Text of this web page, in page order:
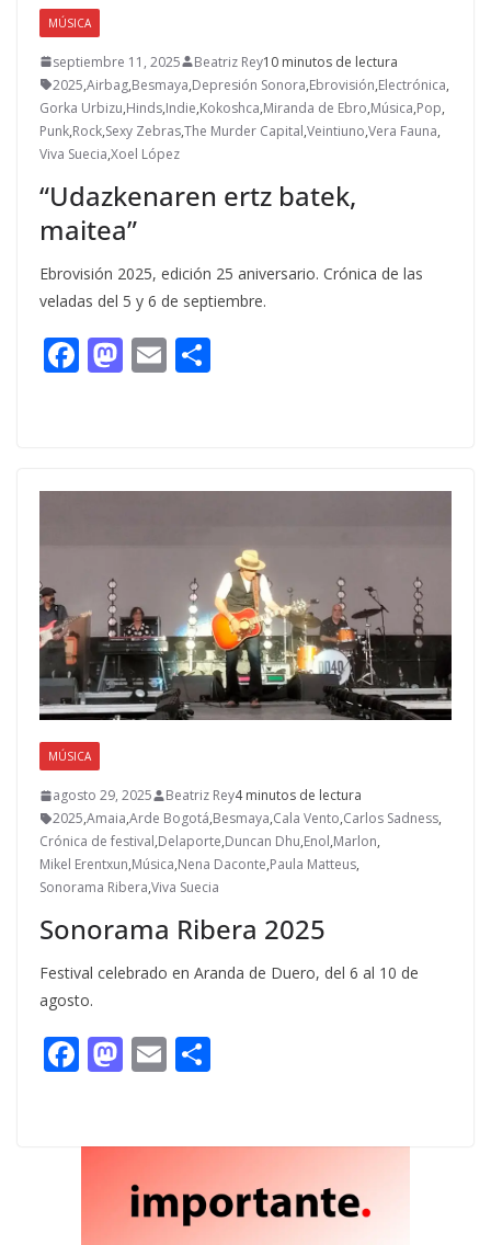
MÚSICA
septiembre 11, 2025 Beatriz Rey10 minutos de lectura
2025,Airbag,Besmaya,Depresión Sonora,Ebrovisión,Electrónica,
Gorka Urbizu,Hinds,Indie,Kokoshca,Miranda de Ebro,Música,Pop,
Punk,Rock,Sexy Zebras,The Murder Capital,Veintiuno,Vera Fauna,
Viva Suecia,Xoel López
“Udazkenaren ertz batek,
maitea”
Ebrovisión 2025, edición 25 aniversario. Crónica de las
veladas del 5 y 6 de septiembre.
F
o
M
o
E
ar
r
MÚSICA
agosto 29, 2025 Beatriz Rey4 minutos de lectura
2025,Amaia,Arde Bogotá,Besmaya,Cala Vento,Carlos Sadness,
Crónica de festival,Delaporte,Duncan Dhu,Enol,Marlon,
Mikel Erentxun,Música,Nena Daconte,Paula Matteus,
Sonorama Ribera,Viva Suecia
Sonorama Ribera 2025
Festival celebrado en Aranda de Duero, del 6 al 10 de
agosto.
F
b
M
d
o
n
E
l p
ar
ti